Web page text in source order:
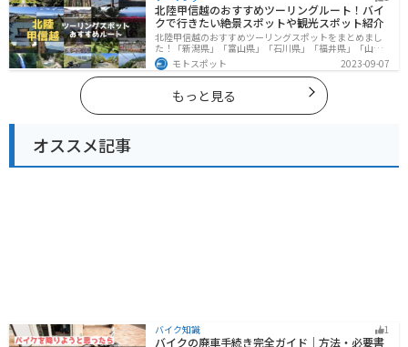
北陸甲信越のおすすめツーリングルート！バイ
クで行きたい絶景スポットや観光スポット紹介
北陸甲信越のおすすめツーリングスポットをまとめまし
た！「新潟県」「富山県」「石川県」「福井県」「山梨
県」「長野県」の各県の観光地紹介します。自然豊かな
山々や湖、温泉地が点在し、四季折々の景色を楽しめる
スポットが多数あります。バイクで北陸甲信越にツーリ
ングに行く際は参考にしてください。
モトスポット 2023-09-07
もっと見る
オススメ記事
バイク知識 1
バイクの廃車手続き完全ガイド｜方法・必要書